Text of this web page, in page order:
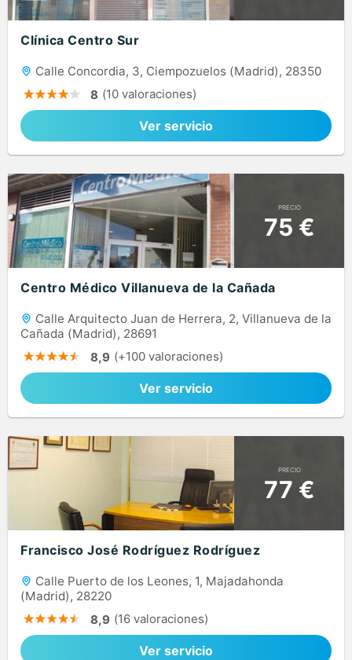
Clínica Centro Sur
Calle Concordia, 3, Ciempozuelos (Madrid), 28350
8 (10 valoraciones)
Ver servicio
PRECIO
75 €
Centro Médico Villanueva de la Cañada
Calle Arquitecto Juan de Herrera, 2, Villanueva de la
Cañada (Madrid), 28691
8,9 (+100 valoraciones)
Ver servicio
PRECIO
77 €
Francisco José Rodríguez Rodríguez
Calle Puerto de los Leones, 1, Majadahonda
(Madrid), 28220
8,9 (16 valoraciones)
Ver servicio